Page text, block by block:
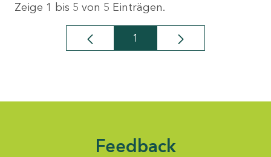
Zeige 1 bis 5 von 5 Einträgen.
Seite
1
Feedback